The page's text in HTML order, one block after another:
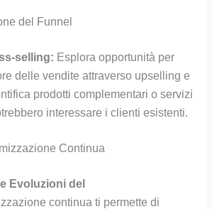
del Funnel
selling: Esplora opportunità per
delle vendite attraverso upselling e
prodotti complementari o servizi
interessare i clienti esistenti.
Continua
Evoluzioni del
continua ti permette di